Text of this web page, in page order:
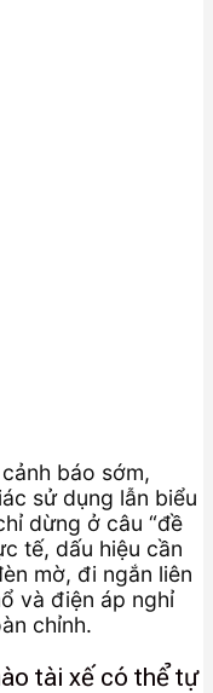
báo sớm,
sử dụng lẫn biểu
dừng ở câu “đề
tế, dấu hiệu cần
mờ, đi ngắn liên
và điện áp nghỉ
chỉnh.
tài xế có thể tự